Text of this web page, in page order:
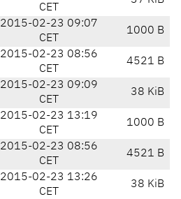
CET
2015-02-23 09:07
CET
1000 B
2015-02-23 08:56
CET
4521 B
2015-02-23 09:09
CET
38 KiB
2015-02-23 13:19
CET
1000 B
2015-02-23 08:56
CET
4521 B
2015-02-23 13:26
CET
38 KiB